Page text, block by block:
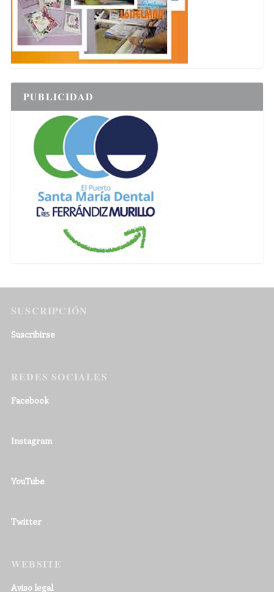
PUBLICIDAD
SUSCRIPCIÓN
Suscribirse
REDES SOCIALES
Facebook
Instagram
YouTube
Twitter
WEBSITE
Aviso legal